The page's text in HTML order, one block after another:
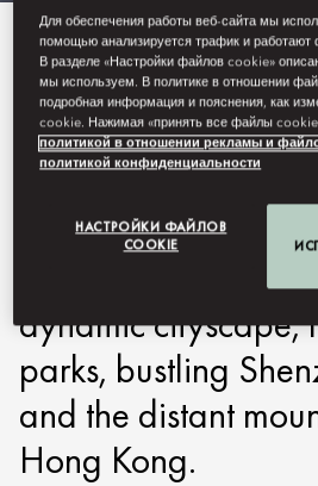
The 178 luxurious
and suites of
Shenzhen, are
ceiling windows,
upper-floor views
dynamic cityscape,
parks, bustling
and the distant
Hong Kong.
Для обеспечения работы веб-сайта мы
помощью анализируется трафик и работают
В разделе «Настройки файлов cookie»
мы используем. В политике в отношении
подробная информация и пояснения, как
cookie. Нажимая «принять все файлы
политикой в отношении рекламы и
политикой конфиденциальности
НАСТРОЙКИ ФАЙЛОВ
COOKIE